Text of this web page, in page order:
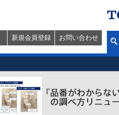
新規会員登録 お問い合わせ